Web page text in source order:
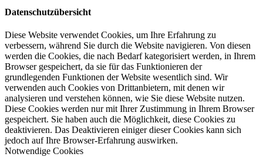
Datenschutzübersicht
Diese Website verwendet Cookies, um Ihre Erfahrung zu
verbessern, während Sie durch die Website navigieren. Von diesen
werden die Cookies, die nach Bedarf kategorisiert werden, in Ihrem
Browser gespeichert, da sie für das Funktionieren der
grundlegenden Funktionen der Website wesentlich sind. Wir
verwenden auch Cookies von Drittanbietern, mit denen wir
analysieren und verstehen können, wie Sie diese Website nutzen.
Diese Cookies werden nur mit Ihrer Zustimmung in Ihrem Browser
gespeichert. Sie haben auch die Möglichkeit, diese Cookies zu
deaktivieren. Das Deaktivieren einiger dieser Cookies kann sich
jedoch auf Ihre Browser-Erfahrung auswirken.
Notwendige Cookies